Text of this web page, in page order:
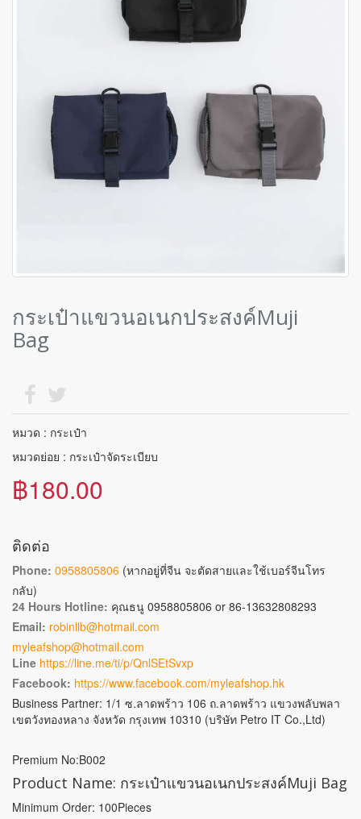
กระเป๋าแขวนอเนกประสงค์Muji
Bag
หมวด : กระเป๋า
หมวดย่อย : กระเป๋าจัดระเบียบ
฿180.00
ติดต่อ
Phone: 0958805806 (หากอยู่ที่จีน จะตัดสายและใช้เบอร์จีนโทร
กลับ)
24 Hours Hotline: คุณธนู 0958805806 or 86-13632808293
Email: robinllb@hotmail.com
myleafshop@hotmail.com
Line https://line.me/ti/p/QnlSEtSvxp
Facebook: https://www.facebook.com/myleafshop.hk
Business Partner: 1/1 ซ.ลาดพร้าว 106 ถ.ลาดพร้าว แขวงพลับพลา
เขตวังทองหลาง จังหวัด กรุงเทพ 10310 (บริษัท Petro IT Co.,Ltd)
Premium No:B002
Product Name: กระเป๋าแขวนอเนกประสงค์Muji Bag
Minimum Order: 100Pieces